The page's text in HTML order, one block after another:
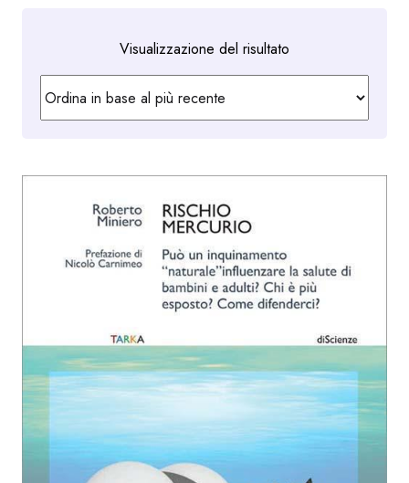
Visualizzazione del risultato